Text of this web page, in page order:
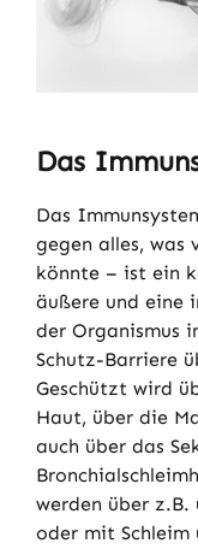
Das
Das
gegen alles, was
könnte – ist ein
äußere und eine
der Organismus
Schutz-Barriere
Geschützt wird
Haut, über die
auch über das
werden über
oder mit Schleim